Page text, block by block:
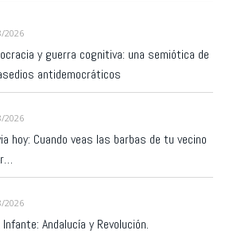
2026
y guerra cognitiva: una semiótica de
antidemocráticos
2026
hoy: Cuando veas las barbas de tu vecino
2026
Andalucía y Revolución.